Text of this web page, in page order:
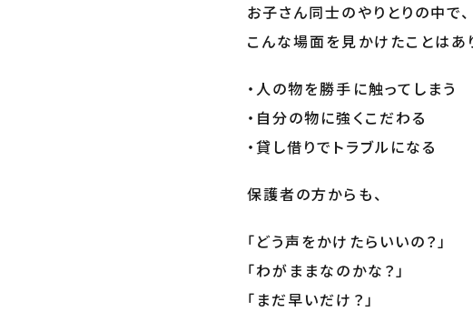
お子さん同士のやりとりの中で、
こんな場面を見かけたことはあ
・人の物を勝手に触ってしまう
・自分の物に強くこだわる
・貸し借りでトラブルになる
保護者の方からも、
「どう声をかけたらいいの？」
「わがままなのかな？」
「まだ早いだけ？」